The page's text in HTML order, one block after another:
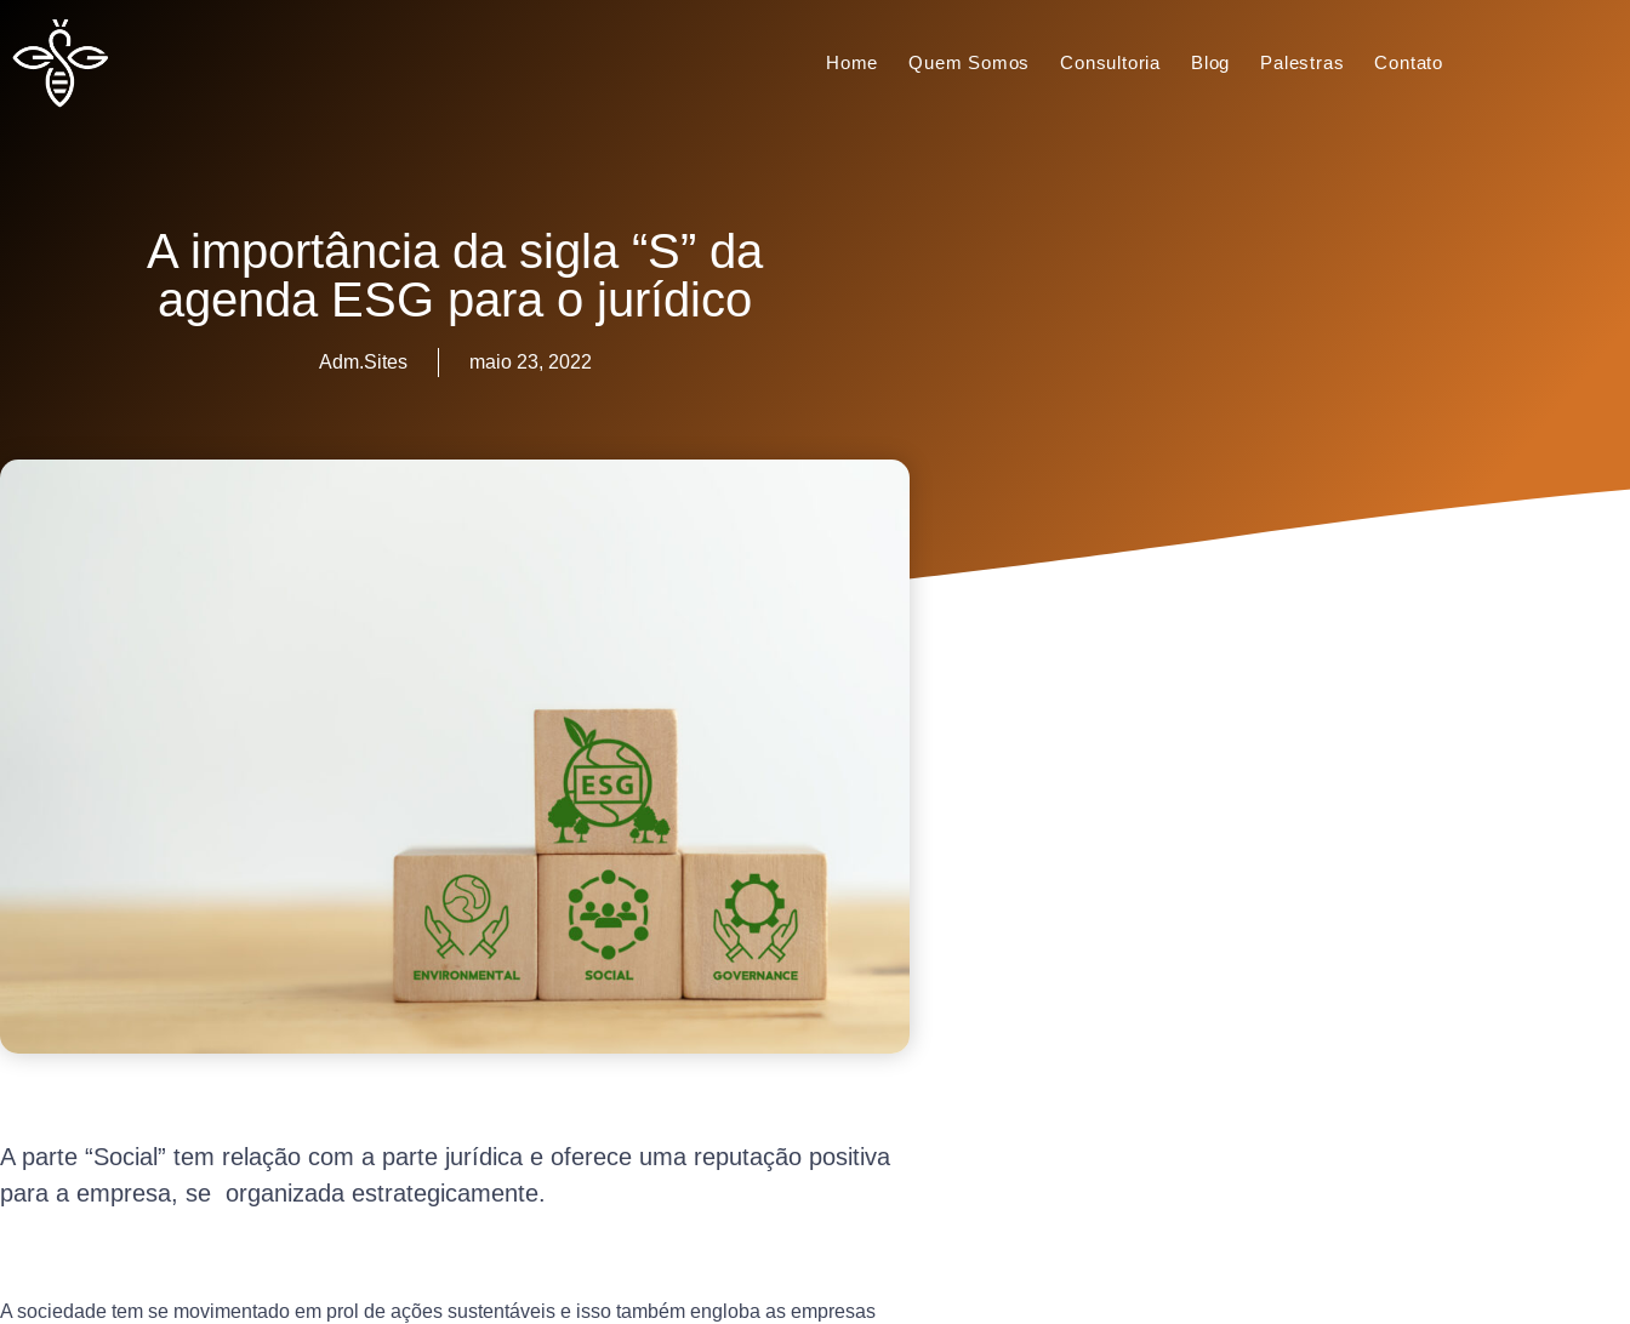
Home Quem Somos Consultoria Blog Palestras Contato
A importância da sigla “S” da
agenda ESG para o jurídico
Adm.Sites maio 23, 2022
A parte “Social” tem relação com a parte jurídica e oferece uma reputação positiva
para a empresa, se organizada estrategicamente.
A sociedade tem se movimentado em prol de ações sustentáveis e isso também engloba as empresas